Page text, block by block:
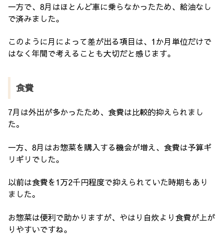
一方で、8月はほとんど車に乗らなかったため、給油なし
で済みました。
このように月によって差が出る項目は、1か月単位だけで
はなく年間で考えることも大切だと感じます。
食費
7月は外出が多かったため、食費は比較的抑えられまし
た。
一方、8月はお惣菜を購入する機会が増え、食費は予算ギ
リギリでした。
以前は食費を1万2千円程度で抑えられていた時期もあり
ました。
お惣菜は便利で助かりますが、やはり自炊より食費が上が
りやすいですね。